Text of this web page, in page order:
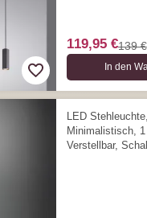
119,95 €139 €
In den
LED Stehleuchte,
Minimalistisch, 1
Verstellbar,